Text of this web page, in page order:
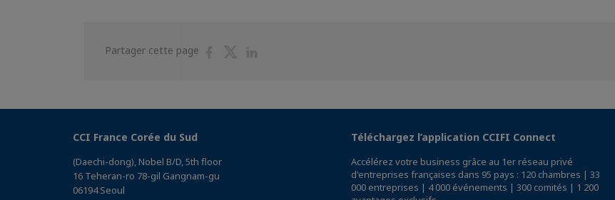
Partager cette page
PartagerPartager
CCI France Corée du Sud
(Daechi-dong), Nobel B/D, 5th floor
16 Teheran-ro 78-gil Gangnam-gu
06194 Seoul
Téléchargez l’application CCIFI Connect
Accélérez votre business grâce au 1er réseau privé
d'entreprises françaises dans 95 pays : 120 chambres | 33
000 entreprises | 4 000 événements | 300 comités | 1 200